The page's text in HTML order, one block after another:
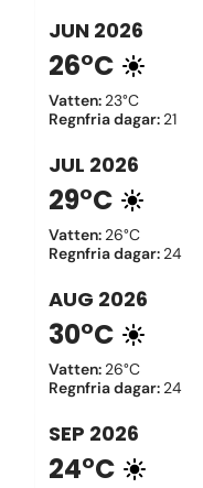
JUN 2026
26°C
Vatten: 23°C
Regnfria dagar: 21
JUL 2026
29°C
Vatten: 26°C
Regnfria dagar: 24
AUG 2026
30°C
Vatten: 26°C
Regnfria dagar: 24
SEP 2026
24°C